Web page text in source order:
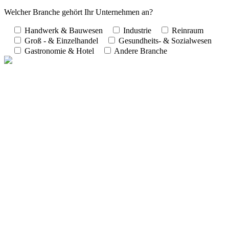
Welcher Branche gehört Ihr Unternehmen an?
Handwerk & Bauwesen Industrie
Reinraum
Groß - & Einzelhandel
Gesundheits- & Sozialwesen
Gastronomie & Hotel
Andere Branche